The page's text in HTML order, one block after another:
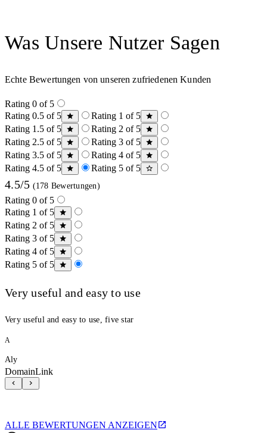
Was Unsere Nutzer Sagen
Echte Bewertungen von unseren zufriedenen Kunden
Rating 0 of 5
Rating 0.5 of 5
Rating 1 of 5
Rating 1.5 of 5
Rating 2 of 5
Rating 2.5 of 5
Rating 3 of 5
Rating 3.5 of 5
Rating 4 of 5
Rating 4.5 of 5
Rating 5 of 5
4.5/5 (178 Bewertungen)
Rating 0 of 5
Rating 1 of 5
Rating 2 of 5
Rating 3 of 5
Rating 4 of 5
Rating 5 of 5
Very useful and easy to use
Very useful and easy to use, five star
A
Aly
DomainLink
ALLE BEWERTUNGEN ANZEIGEN